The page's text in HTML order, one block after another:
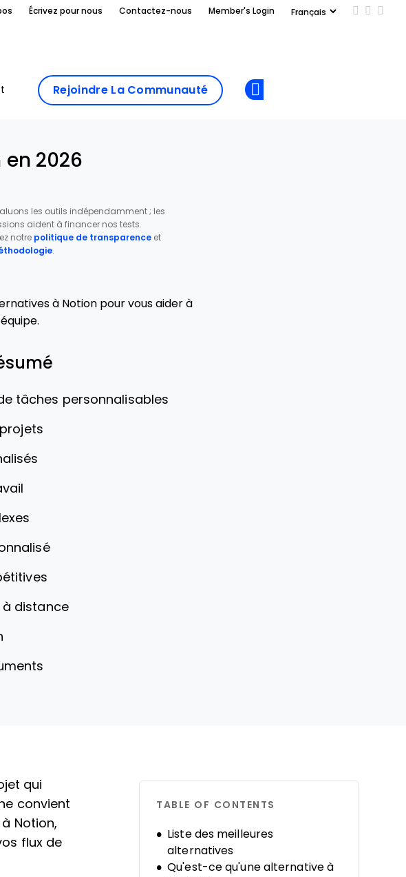
Écrivez pour nous Contactez-nous Member's Login Add us
Follow
Rejoindre La Communauté
2026
les outils indépendamment ; les
aident à financer nos tests.
notre politique de transparenceet
.
à Notion pour vous aider à
tâches personnalisables
à distance
qui
convient
Notion,
flux de
TABLE OF CONTENTS
Liste des meilleures
alternatives
Qu'est-ce qu'une alternative à